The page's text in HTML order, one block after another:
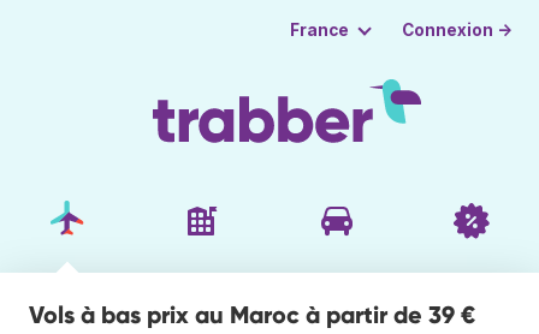
France Connexion →
Vols à bas prix au Maroc à partir de 39 €